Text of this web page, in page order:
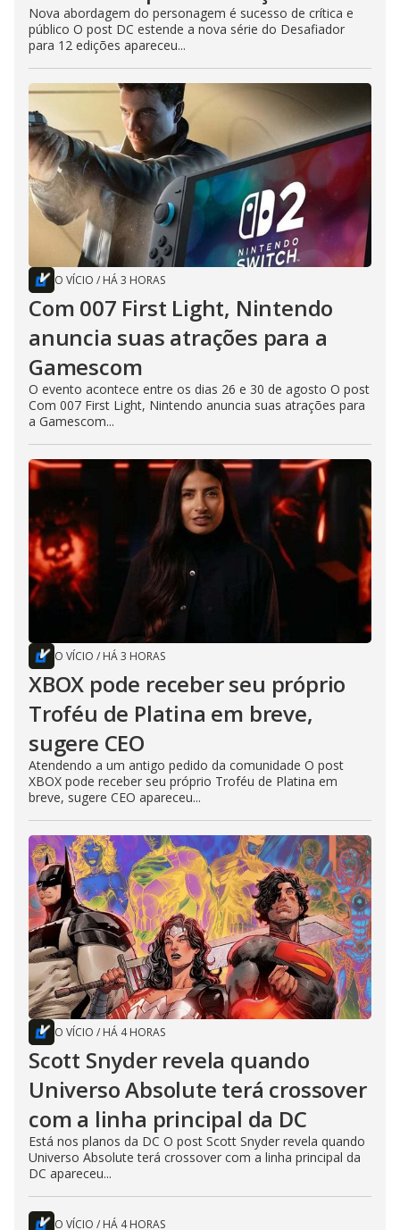
Nova abordagem do personagem é sucesso de crítica e
público O post DC estende a nova série do Desafiador
para 12 edições apareceu...
O VÍCIO / HÁ 3 HORAS
Com 007 First Light, Nintendo
anuncia suas atrações para a
Gamescom
O evento acontece entre os dias 26 e 30 de agosto O post
Com 007 First Light, Nintendo anuncia suas atrações para
a Gamescom...
O VÍCIO / HÁ 3 HORAS
XBOX pode receber seu próprio
Troféu de Platina em breve,
sugere CEO
Atendendo a um antigo pedido da comunidade O post
XBOX pode receber seu próprio Troféu de Platina em
breve, sugere CEO apareceu...
O VÍCIO / HÁ 4 HORAS
Scott Snyder revela quando
Universo Absolute terá crossover
com a linha principal da DC
Está nos planos da DC O post Scott Snyder revela quando
Universo Absolute terá crossover com a linha principal da
DC apareceu...
O VÍCIO / HÁ 4 HORAS